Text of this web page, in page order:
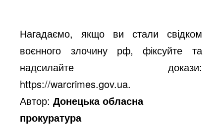
Нагадаємо, якщо ви стали свідком
воєнного злочину рф, фіксуйте та
надсилайте докази:
https://warcrimes.gov.ua.
Автор:Донецька обласна
прокуратура